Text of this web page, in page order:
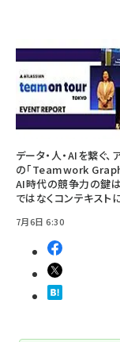
データ・人・AIを繋ぐ、
の「Teamwork
AI時代の競争力の鍵
ではなくコンテキスト
7月6日 6:30